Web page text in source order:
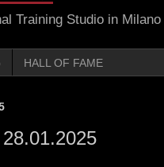
Training Studio in Milano
HALL OF FAME